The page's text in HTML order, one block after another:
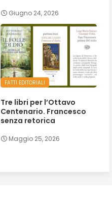
Giugno 24, 2026
FATTI EDITORIALI
Tre libri per l’Ottavo
Centenario. Francesco
senza retorica
Maggio 25, 2026